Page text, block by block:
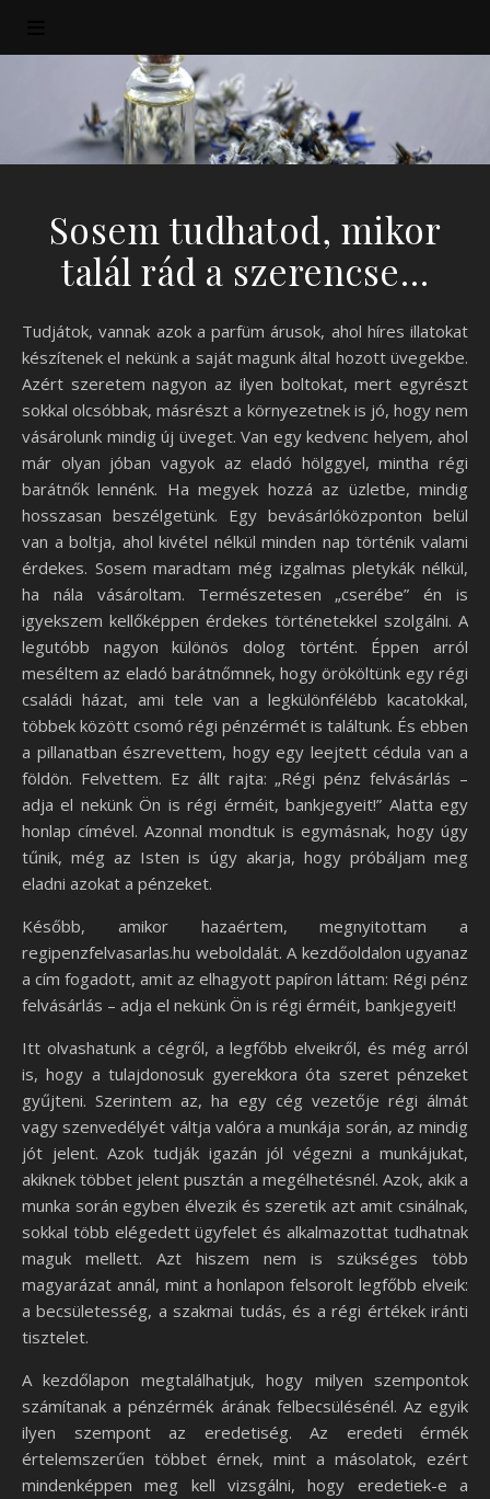
Sosem tudhatod, mikor
talál rád a szerencse…
Tudjátok, vannak azok a parfüm árusok, ahol híres illatokat
készítenek el nekünk a saját magunk által hozott üvegekbe.
Azért szeretem nagyon az ilyen boltokat, mert egyrészt
sokkal olcsóbbak, másrészt a környezetnek is jó, hogy nem
vásárolunk mindig új üveget. Van egy kedvenc helyem, ahol
már olyan jóban vagyok az eladó hölggyel, mintha régi
barátnők lennénk. Ha megyek hozzá az üzletbe, mindig
hosszasan beszélgetünk. Egy bevásárlóközponton belül
van a boltja, ahol kivétel nélkül minden nap történik valami
érdekes. Sosem maradtam még izgalmas pletykák nélkül,
ha nála vásároltam. Természetesen „cserébe” én is
igyekszem kellőképpen érdekes történetekkel szolgálni. A
legutóbb nagyon különös dolog történt. Éppen arról
meséltem az eladó barátnőmnek, hogy örököltünk egy régi
családi házat, ami tele van a legkülönfélébb kacatokkal,
többek között csomó régi pénzérmét is találtunk. És ebben
a pillanatban észrevettem, hogy egy leejtett cédula van a
földön. Felvettem. Ez állt rajta: „Régi pénz felvásárlás –
adja el nekünk Ön is régi érméit, bankjegyeit!” Alatta egy
honlap címével. Azonnal mondtuk is egymásnak, hogy úgy
tűnik, még az Isten is úgy akarja, hogy próbáljam meg
eladni azokat a pénzeket.
Később, amikor hazaértem, megnyitottam a
regipenzfelvasarlas.hu weboldalát. A kezdőoldalon ugyanaz
a cím fogadott, amit az elhagyott papíron láttam: Régi pénz
felvásárlás – adja el nekünk Ön is régi érméit, bankjegyeit!
Itt olvashatunk a cégről, a legfőbb elveikről, és még arról
is, hogy a tulajdonosuk gyerekkora óta szeret pénzeket
gyűjteni. Szerintem az, ha egy cég vezetője régi álmát
vagy szenvedélyét váltja valóra a munkája során, az mindig
jót jelent. Azok tudják igazán jól végezni a munkájukat,
akiknek többet jelent pusztán a megélhetésnél. Azok, akik a
munka során egyben élvezik és szeretik azt amit csinálnak,
sokkal több elégedett ügyfelet és alkalmazottat tudhatnak
maguk mellett. Azt hiszem nem is szükséges több
magyarázat annál, mint a honlapon felsorolt legfőbb elveik:
a becsületesség, a szakmai tudás, és a régi értékek iránti
tisztelet.
A kezdőlapon megtalálhatjuk, hogy milyen szempontok
számítanak a pénzérmék árának felbecsülésénél. Az egyik
ilyen szempont az eredetiség. Az eredeti érmék
értelemszerűen többet érnek, mint a másolatok, ezért
mindenképpen meg kell vizsgálni, hogy eredetiek-e a